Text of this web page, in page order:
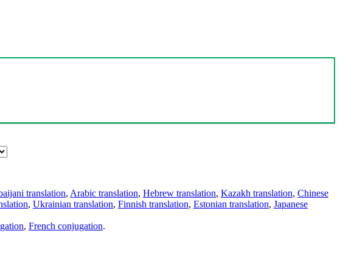
translation, Arabic translation, Hebrew translation, Kazakh translation, Chinese
, Ukrainian translation, Finnish translation, Estonian translation, Japanese
, French conjugation.